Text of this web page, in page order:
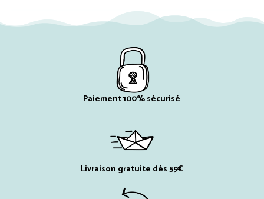
Paiement 100% sécurisé
Livraison gratuite dès 59€